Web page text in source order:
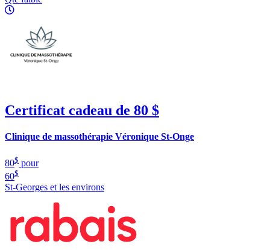
Certificat cadeau de 80 $
Clinique de massothérapie Véronique St-Onge
80$ pour
60$
St-Georges et les environs